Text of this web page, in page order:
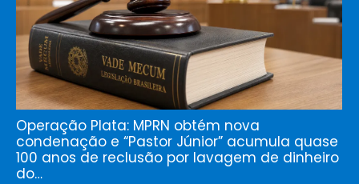
Operação Plata: MPRN obtém nova
condenação e “Pastor Júnior” acumula quase
100 anos de reclusão por lavagem de dinheiro
do…